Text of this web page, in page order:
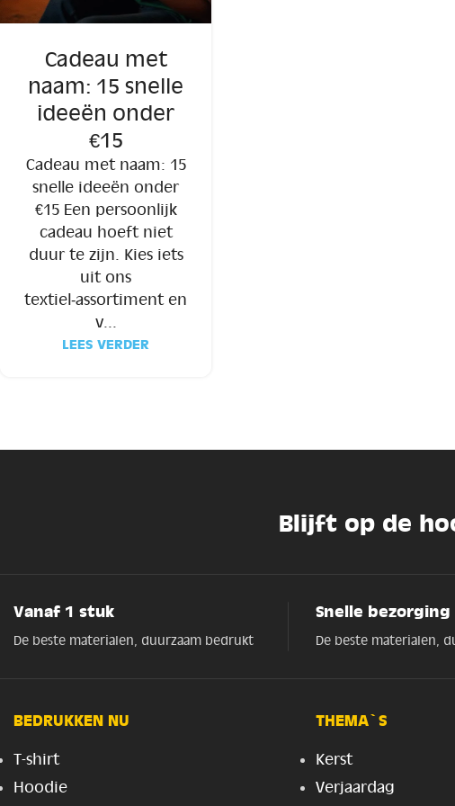
Cadeau met
naam: 15 snelle
ideeën onder
€15
Cadeau met naam: 15
snelle ideeën onder
€15 Een persoonlijk
cadeau hoeft niet
duur te zijn. Kies iets
uit ons
textiel‑assortiment en
v...
LEES VERDER
Blijft op de
Vanaf 1 stuk
De beste materialen, duurzaam bedrukt
Snelle bezorging
De beste materialen,
BEDRUKKEN NU
T-shirt
Hoodie
THEMA`S
Kerst
Verjaardag